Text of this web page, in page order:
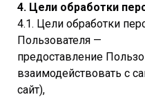
4. Цели обработки
4.1. Цели обработки
Пользователя —
предоставление
взаимодействовать с
сайт),